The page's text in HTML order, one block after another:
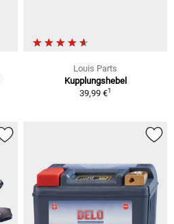
Louis Parts
Kupplungshebel
39,99 €1